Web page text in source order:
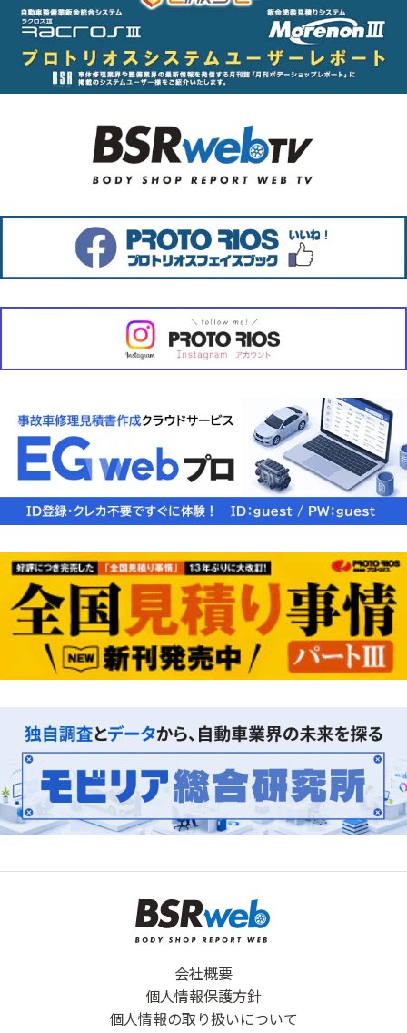
会社概要
個人情報保護方針
個人情報の取り扱いについて